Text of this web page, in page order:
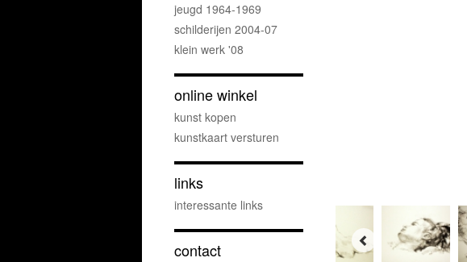
jeugd 1964-1969
schilderijen 2004-07
klein werk '08
online winkel
kunst kopen
kunstkaart versturen
links
interessante links
contact